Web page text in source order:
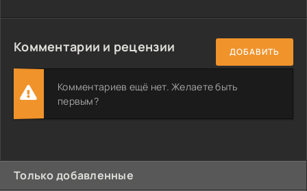
Комментарии и рецензии ДОБАВИТЬ
Комментариев ещё нет. Желаете быть
первым?
Только добавленные